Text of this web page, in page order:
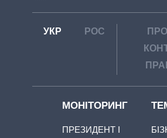
УКР РОС
МОНІТОРИНГ
ПРЕЗИДЕНТ І